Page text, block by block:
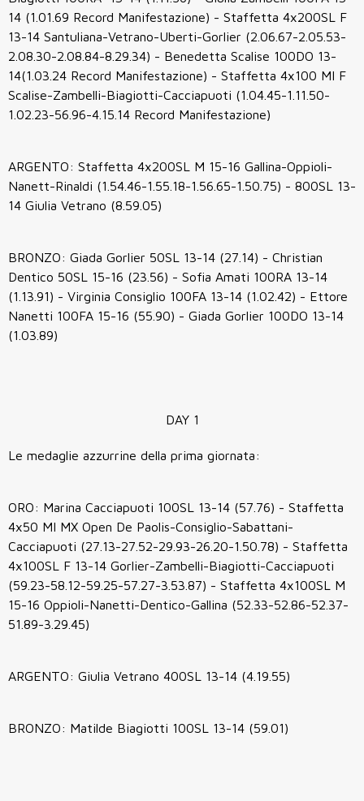
14 (1.01.69 Record Manifestazione) - Staffetta 4x200SL F
13-14 Santuliana-Vetrano-Uberti-Gorlier (2.06.67-2.05.53-
2.08.30-2.08.84-8.29.34) - Benedetta Scalise 100DO 13-
14(1.03.24 Record Manifestazione) - Staffetta 4x100 MI F
Scalise-Zambelli-Biagiotti-Cacciapuoti (1.04.45-1.11.50-
1.02.23-56.96-4.15.14 Record Manifestazione)
ARGENTO: Staffetta 4x200SL M 15-16 Gallina-Oppioli-
Nanett-Rinaldi (1.54.46-1.55.18-1.56.65-1.50.75) - 800SL 13-
14 Giulia Vetrano (8.59.05)
BRONZO: Giada Gorlier 50SL 13-14 (27.14) - Christian
Dentico 50SL 15-16 (23.56) - Sofia Amati 100RA 13-14
(1.13.91) - Virginia Consiglio 100FA 13-14 (1.02.42) - Ettore
Nanetti 100FA 15-16 (55.90) - Giada Gorlier 100DO 13-14
(1.03.89)
DAY 1
Le medaglie azzurrine della prima giornata:
ORO: Marina Cacciapuoti 100SL 13-14 (57.76) - Staffetta
4x50 MI MX Open De Paolis-Consiglio-Sabattani-
Cacciapuoti (27.13-27.52-29.93-26.20-1.50.78) - Staffetta
4x100SL F 13-14 Gorlier-Zambelli-Biagiotti-Cacciapuoti
(59.23-58.12-59.25-57.27-3.53.87) - Staffetta 4x100SL M
15-16 Oppioli-Nanetti-Dentico-Gallina (52.33-52.86-52.37-
51.89-3.29.45)
ARGENTO: Giulia Vetrano 400SL 13-14 (4.19.55)
BRONZO: Matilde Biagiotti 100SL 13-14 (59.01)